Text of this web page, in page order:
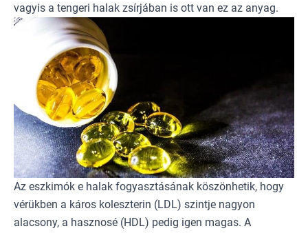
vagyis a tengeri halak zsírjában is ott van ez az anyag.
Az eszkimók e halak fogyasztásának köszönhetik, hogy
vérükben a káros koleszterin (LDL) szintje nagyon
alacsony, a hasznosé (HDL) pedig igen magas. A